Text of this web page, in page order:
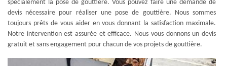
spécialement la pose de gouttière. Vous pouvez faire une demande de
devis nécessaire pour réaliser une pose de gouttière. Nous sommes
toujours prêts de vous aider en vous donnant la satisfaction maximale.
Notre intervention est assurée et efficace. Nous vous donnons un devis
gratuit et sans engagement pour chacun de vos projets de gouttière.